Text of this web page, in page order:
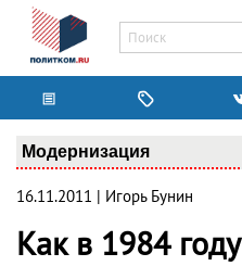
Модернизация
16.11.2011 | Игорь Бунин
Как в 1984 году